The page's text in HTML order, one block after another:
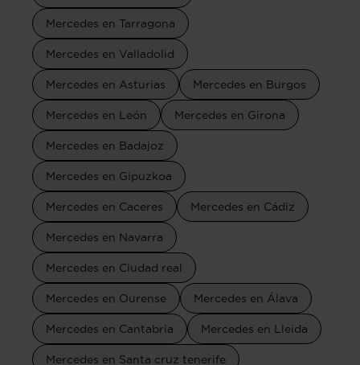
Mercedes en Tarragona
Mercedes en Valladolid
Mercedes en Asturias Mercedes en Burgos
Mercedes en León Mercedes en Girona
Mercedes en Badajoz
Mercedes en Gipuzkoa
Mercedes en Caceres Mercedes en Cádiz
Mercedes en Navarra
Mercedes en Ciudad real
Mercedes en Ourense Mercedes en Álava
Mercedes en Cantabria Mercedes en Lleida
Mercedes en Santa cruz tenerife